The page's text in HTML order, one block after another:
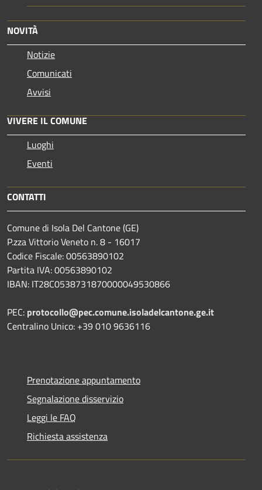
NOVITÀ
Notizie
Comunicati
Avvisi
VIVERE IL COMUNE
Luoghi
Eventi
CONTATTI
Comune di Isola Del Cantone (GE)
P.zza Vittorio Veneto n. 8 - 16017
Codice Fiscale: 00563890102
Partita IVA: 00563890102
IBAN: IT28C0538731870000049530866
PEC: protocollo@pec.comune.isoladelcantone.ge.it
Centralino Unico: +39 010 9636116
Prenotazione appuntamento
Segnalazione disservizio
Leggi le FAQ
Richiesta assistenza